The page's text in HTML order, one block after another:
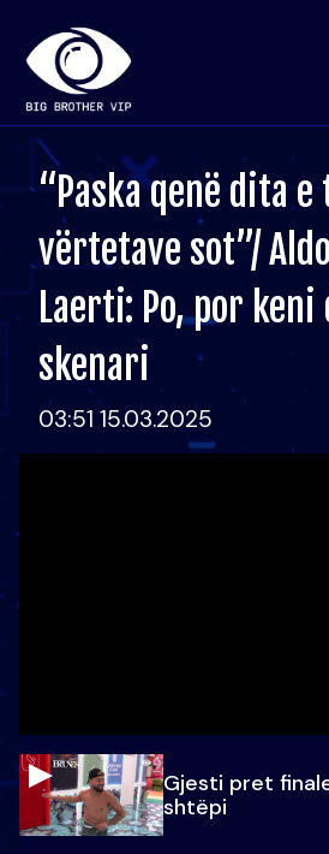
“Paska qenë dita e
vërtetave sot”/
Laerti: Po, por keni
skenari
03:51 15.03.2025
Gjesti pret
shtëpi